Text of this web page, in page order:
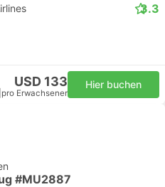
3.3
USD 133
pro Erwachsener
Hier buchen
#MU2887